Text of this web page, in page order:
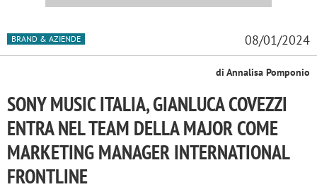
BRAND & AZIENDE 08/01/2024
di Annalisa Pomponio
SONY MUSIC ITALIA, GIANLUCA COVEZZI
ENTRA NEL TEAM DELLA MAJOR COME
MARKETING MANAGER INTERNATIONAL
FRONTLINE